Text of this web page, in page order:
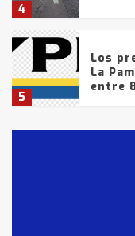
4
5
Los
La
entre